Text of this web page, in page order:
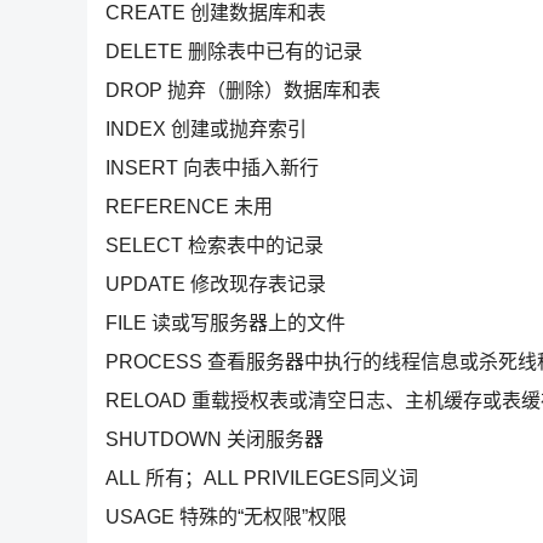
CREATE 创建数据库和表
DELETE 删除表中已有的记录
DROP 抛弃（删除）数据库和表
INDEX 创建或抛弃索引
INSERT 向表中插入新行
REFERENCE 未用
SELECT 检索表中的记录
UPDATE 修改现存表记录
FILE 读或写服务器上的文件
PROCESS 查看服务器中执行的线程信息或杀死线
RELOAD 重载授权表或清空日志、主机缓存或表缓
SHUTDOWN 关闭服务器
ALL 所有；ALL PRIVILEGES同义词
USAGE 特殊的“无权限”权限